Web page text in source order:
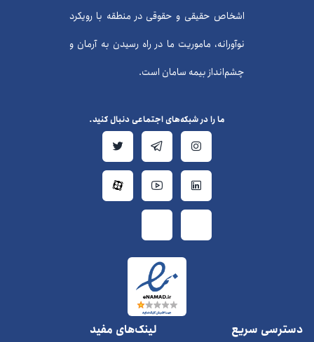
اشخاص حقیقی و حقوقی در منطقه با رویکرد
نوآورانه، ماموریت ما در راه رسیدن به آرمان و
چشم‌انداز بیمه سامان است.
دسترسی سریع لینک‌های مفید
ما را در شبکه‌های اجتماعی دنبال کنید.